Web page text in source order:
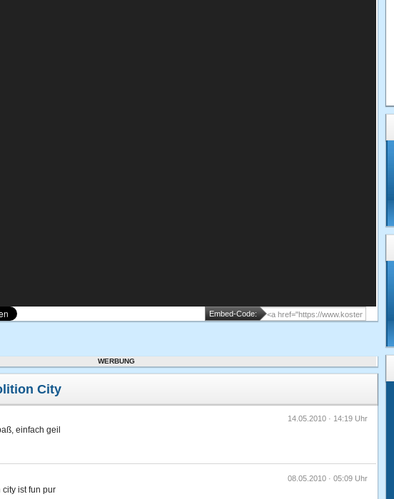
Embed-Code:
WERBUNG
City
14.05.2010 · 14:19 Uhr
einfach geil
08.05.2010 · 05:09 Uhr
ist fun pur